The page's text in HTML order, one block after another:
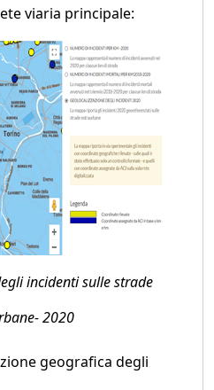
viaria principale:
incidenti sulle strade
2020
geografica degli